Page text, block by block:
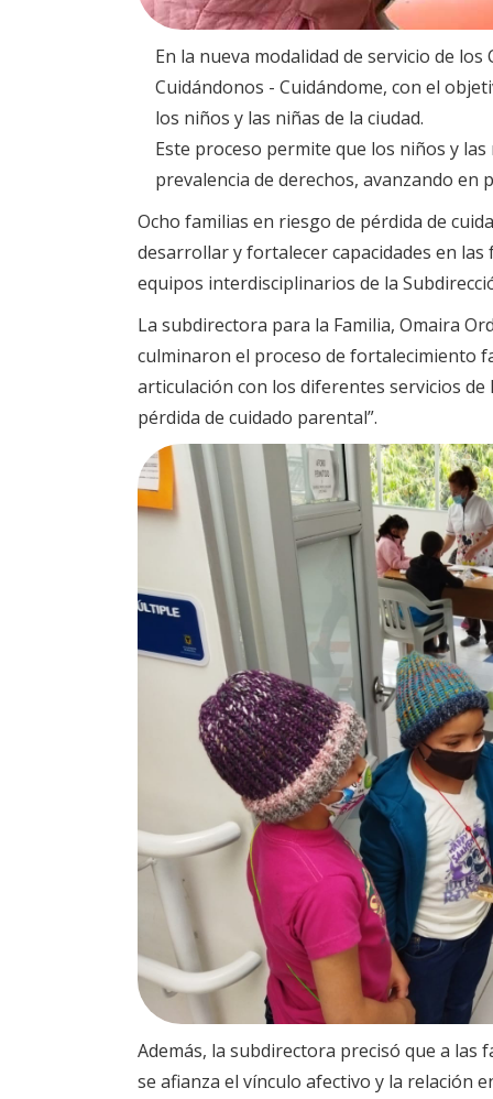
En la nueva modalidad de servicio de
Cuidándonos - Cuidándome, con el
los niños y las niñas de la ciudad.
Este proceso permite que los niños y
prevalencia de derechos, avanzando
Ocho familias en riesgo de pérdida de
desarrollar y fortalecer capacidades en
equipos interdisciplinarios de la
La subdirectora para la Familia, Omaira
culminaron el proceso de fortalecimiento
articulación con los diferentes servicios
pérdida de cuidado parental”.
Además, la subdirectora precisó que a
se afianza el vínculo afectivo y la relación